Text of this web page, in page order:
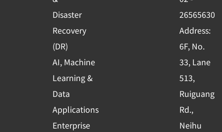
Disaster
Recovery
(DR)
AI, Machine
Learning &
Data
Applications
Enterprise
k
-
s
q
u
a
r
e
n
26565630
Address:
6F, No.
33, Lane
513,
Ruiguang
Rd.,
Neihu